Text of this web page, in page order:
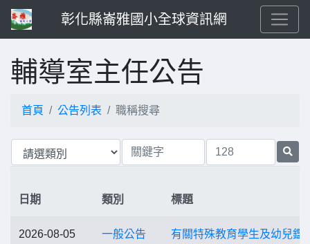
彰化縣崙雅國小全球資訊網
輔導室主任公告
首頁 公告列表 職稱搜尋
日期 類別 標題
2026-08-05 一般公告
有關特殊教育學生及幼兒鑑